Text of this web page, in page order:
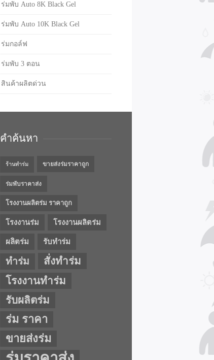
ร่มพับ Auto 8K Black Gel
ร่มพับ Auto 10K Black Gel
ร่มกอล์ฟ
ร่มพับ 3 ตอน
สินค้าผลิตด่วน
คำค้นหา
ร้านทำร่ม ขายส่งร่มราคาถูก
ร่มพับราคาส่ง
โรงงานผลิตร่ม ราคาถูก
โรงงานร่ม โรงงานผลิตร่ม
ผลิตร่ม รับทำร่ม
ทำร่ม
สั่งทำร่ม
โรงงานทำร่ม
รับผลิตร่ม
ร่ม ราคา
ขายส่งร่ม